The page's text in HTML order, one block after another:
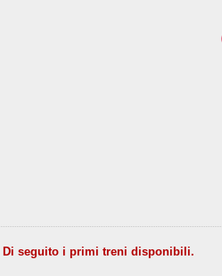
seguito i primi treni disponibili.